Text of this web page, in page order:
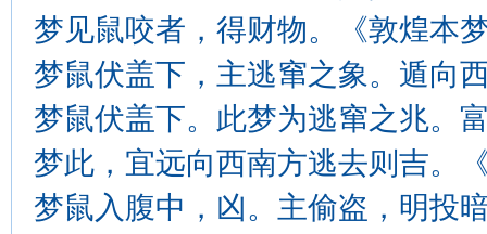
梦见鼠咬者，得财物。《敦煌本
梦鼠伏盖下，主逃窜之象。遁向
梦鼠伏盖下。此梦为逃窜之兆。
梦此，宜远向西南方逃去则吉。
梦鼠入腹中，凶。主偷盗，明投